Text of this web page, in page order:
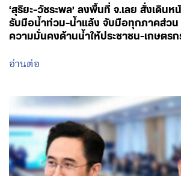
‘สุริยะ-วัชระพล’ ลงพื้นที่ จ.เลย สั่งเดิน
รับมือน้ำท่วม-น้ำแล้ง จับมือทุกภาคส่วน
ความมั่นคงด้านน้ำให้ประชาชน-เกษตรก
อ่านต่อ